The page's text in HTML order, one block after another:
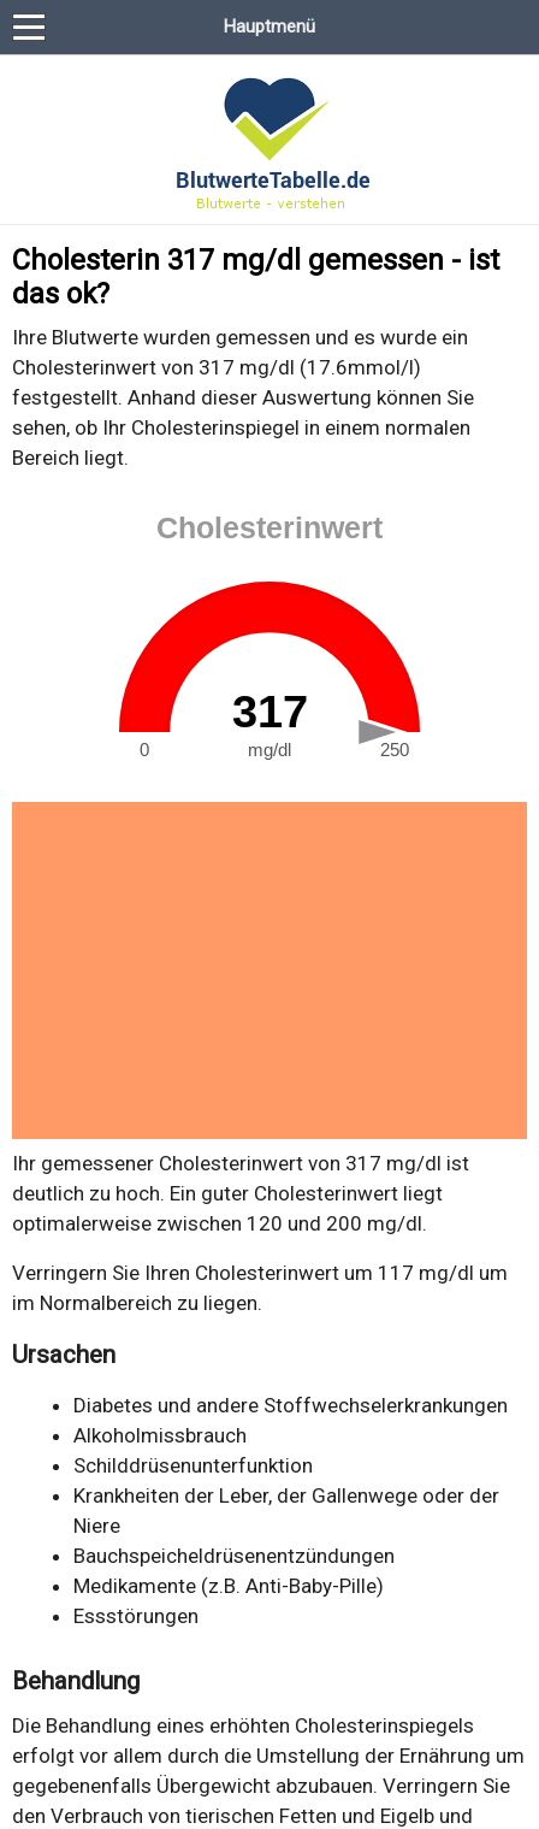
Hauptmenü
Cholesterin 317 mg/dl gemessen - ist
das ok?
Ihre Blutwerte wurden gemessen und es wurde ein
Cholesterinwert von 317 mg/dl (17.6mmol/l)
festgestellt. Anhand dieser Auswertung können Sie
sehen, ob Ihr Cholesterinspiegel in einem normalen
Bereich liegt.
Cholesterinwert
317
mg/dl
0 250
Ihr gemessener Cholesterinwert von 317 mg/dl ist
deutlich zu hoch. Ein guter Cholesterinwert liegt
optimalerweise zwischen 120 und 200 mg/dl.
Verringern Sie Ihren Cholesterinwert um 117 mg/dl um
im Normalbereich zu liegen.
Ursachen
Diabetes und andere Stoffwechselerkrankungen
Alkoholmissbrauch
Schilddrüsenunterfunktion
Krankheiten der Leber, der Gallenwege oder der
Niere
Bauchspeicheldrüsenentzündungen
Medikamente (z.B. Anti-Baby-Pille)
Essstörungen
Behandlung
Die Behandlung eines erhöhten Cholesterinspiegels
erfolgt vor allem durch die Umstellung der Ernährung um
gegebenenfalls Übergewicht abzubauen. Verringern Sie
den Verbrauch von tierischen Fetten und Eigelb und